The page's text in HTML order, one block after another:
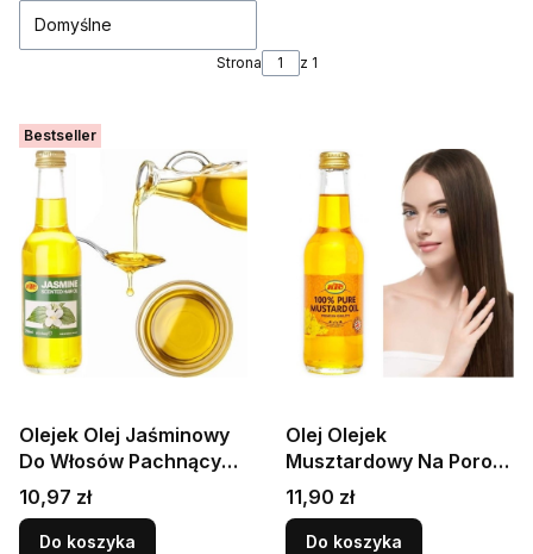
Domyślne
Strona z 1
Bestseller
Olejek Olej Jaśminowy
Do Włosów Pachnący
Pielęgnacja 250ml KTC
Cena
10,97 zł
Do koszyka
Olej Olejek
Musztardowy Na Porost
Włosów Skóra Mustard
Oil Hair 250ml KTC
Cena
11,90 zł
Do koszyka